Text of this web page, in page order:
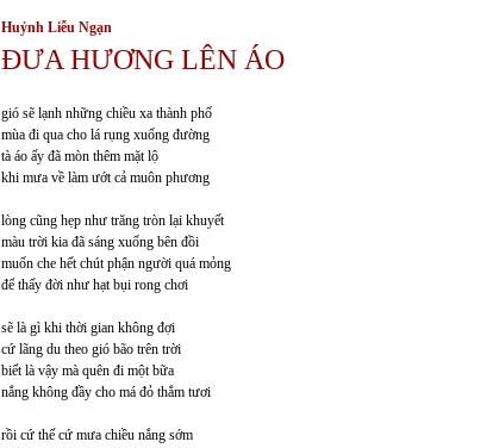
Huỷnh Liễu Ngạn
ĐƯA HƯƠNG LÊN ÁO
gió sẽ lạnh những chiều xa thành phố
mùa đi qua cho lá rụng xuống đường
tà áo ấy đã mòn thêm mặt lộ
khi mưa về làm ướt cả muôn phương
lòng cũng hẹp như trăng tròn lại khuyết
màu trời kia đã sáng xuống bên đồi
muốn che hết chút phận người quá mỏng
để thấy đời như hạt bụi rong chơi
sẽ là gì khi thời gian không đợi
cứ lãng du theo gió bão trên trời
biết là vậy mà quên đi một bữa
nắng không đầy cho má đỏ thắm tươi
rồi cứ thế cứ mưa chiều nắng sớm